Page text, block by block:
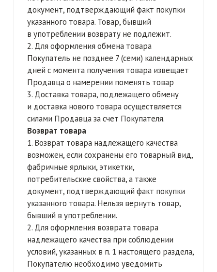
таких дефектов возможно по месту
нахождения Покупателя, то он имеет право
на компенсацию затрат, произведенных
на устранение таких недостатков.
3. Для получения компенсации Покупателю
необходимо перед устранением
недостатков связаться с Продавцом
и известить о наступлении гарантийного
случая с прикреплением подтверждающих
дефектность товара материалов. После
устранения оговоренных с Продавцом
недостатков Покупатель направляет
уведомление с прикреплёнными
документами, подтверждающие оплату
соответствующей услуги по устранению
недостатков товара и подтверждающие
содержание проделанных работ.
покупателем выявлены производственные
дефекты товара и при этом выявленные
дефекты не предполагают дальнейшую
эксплуатацию товара, продавец своими
силами и средствами обеспечивает
обратную доставку дефектного товара
и возмещает полную стоимость товара,
включая фактически понесенные затраты
на его доставку.
5. Для получения компенсации Покупателю
необходимо перед отказом от товара
связаться с Продавцом и известить
о наступлении гарантийного случая